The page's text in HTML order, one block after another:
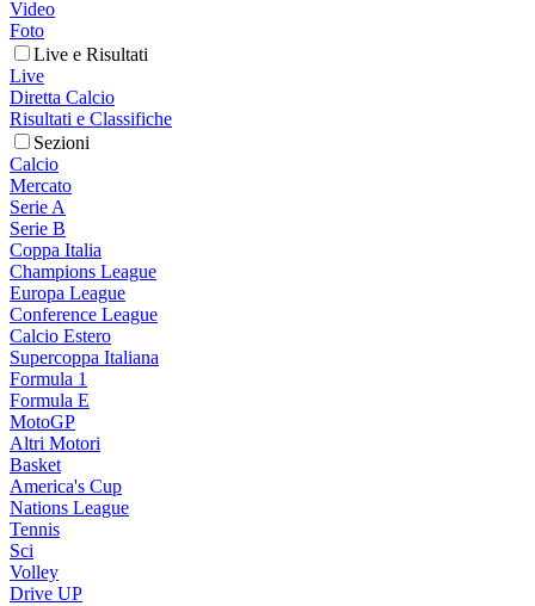
Video
Foto
Live e Risultati
Live
Diretta Calcio
Risultati e Classifiche
Sezioni
Calcio
Mercato
Serie A
Serie B
Coppa Italia
Champions League
Europa League
Conference League
Calcio Estero
Supercoppa Italiana
Formula 1
Formula E
MotoGP
Altri Motori
Basket
America's Cup
Nations League
Tennis
Sci
Volley
Drive UP